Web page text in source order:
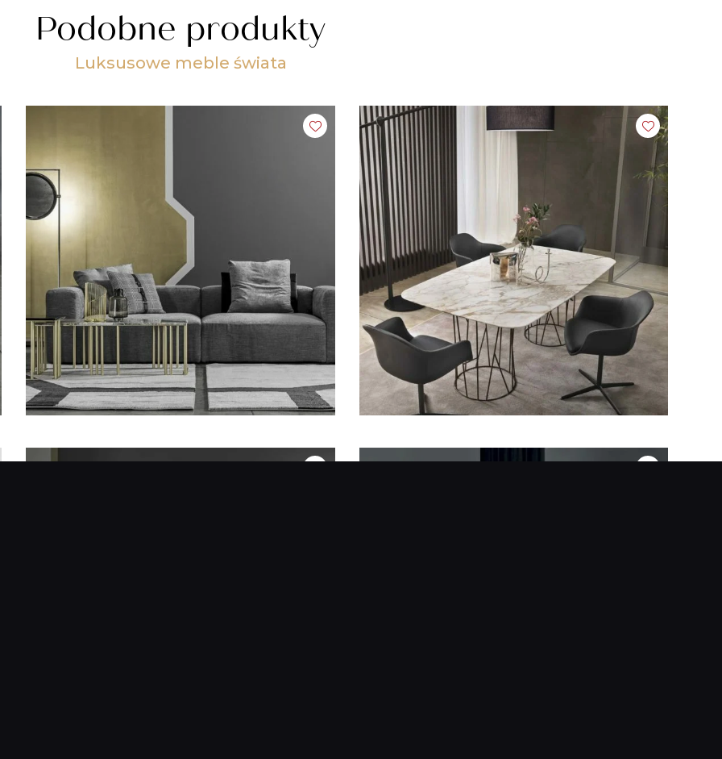
Podobne produkty
Luksusowe meble świata